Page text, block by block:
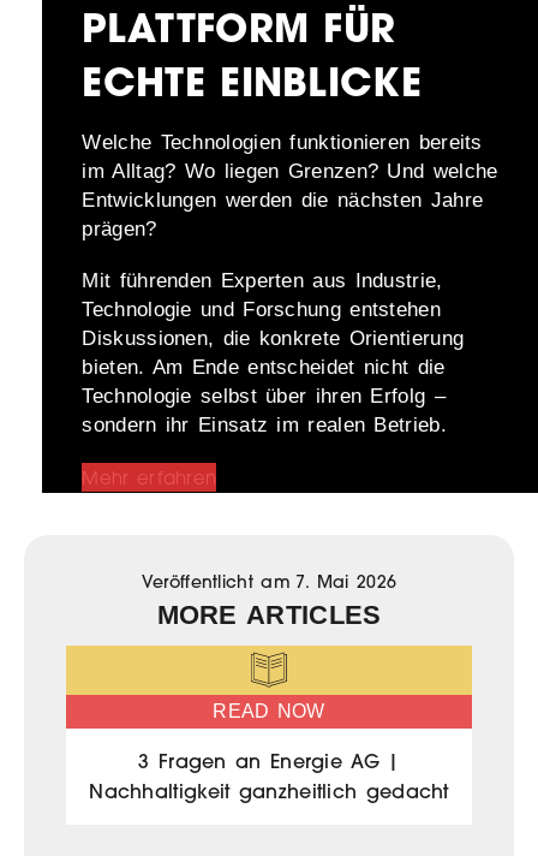
PLATTFORM FÜR
ECHTE EINBLICKE
Welche Technologien funktionieren bereits
im Alltag? Wo liegen Grenzen? Und welche
Entwicklungen werden die nächsten Jahre
prägen?
Mit führenden Experten aus Industrie,
Technologie und Forschung entstehen
Diskussionen, die konkrete Orientierung
bieten. Am Ende entscheidet nicht die
Technologie selbst über ihren Erfolg –
sondern ihr Einsatz im realen Betrieb.
Mehr erfahren
Veröffentlicht am 7. Mai 2026
MORE ARTICLES
READ NOW
3 Fragen an Energie AG |
Nachhaltigkeit ganzheitlich gedacht